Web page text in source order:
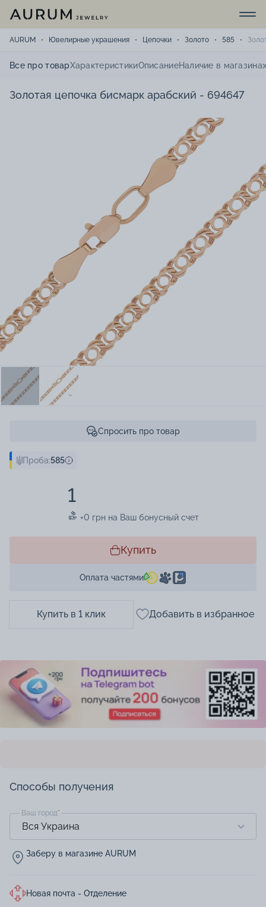
AURUM Ювелирные украшения Цепочки Золото 585
Все про товарХарактеристикиОписаниеНаличие в
Золотая цепочка бисмарк арабский - 694647
Спросить про товар
Проба:585
1
+0 грн на Ваш бонусный счет
Купить
Оплата частями
Купить в 1 клик Добавить в избранное
Способы получения
Ваш город*
Заберу в магазине AURUM
Новая почта - Отделение